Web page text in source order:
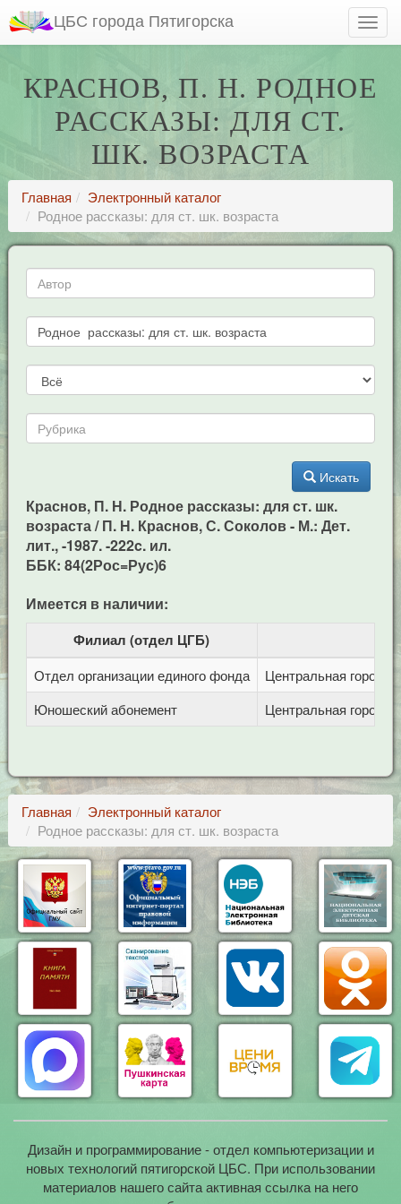
ЦБС города Пятигорска
КРАСНОВ, П. Н. РОДНОЕ
РАССКАЗЫ: ДЛЯ СТ.
ШК. ВОЗРАСТА
Главная
Электронный каталог
Родное рассказы: для ст. шк. возраста
Искать
Краснов, П. Н. Родное рассказы: для ст. шк.
возраста / П. Н. Краснов, С. Соколов - М.: Дет.
лит., -1987. -222c. ил.
ББК: 84(2Рос=Рус)6
Имеется в наличии:
Филиал (отдел ЦГБ)
Отдел организации единого фонда
Центральная
Юношеский абонемент
Центральная
Главная
Электронный каталог
Родное рассказы: для ст. шк. возраста
Дизайн и программирование - отдел компьютеризации и
новых технологий пятигорской ЦБС. При использовании
материалов нашего сайта активная ссылка на него